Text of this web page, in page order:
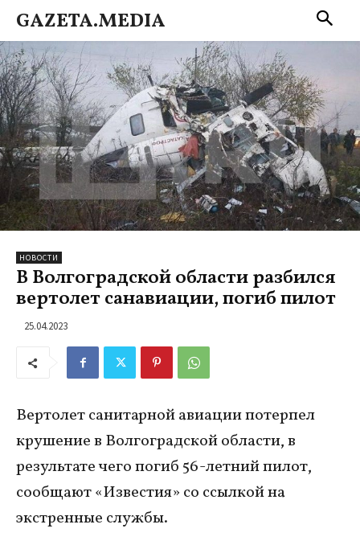
GAZETA.MEDIA
НОВОСТИ
В Волгоградской области разбился
вертолет санавиации, погиб пилот
25.04.2023
Вертолет санитарной авиации потерпел
крушение в Волгоградской области, в
результате чего погиб 56-летний пилот,
сообщают «Известия» со ссылкой на
экстренные службы.